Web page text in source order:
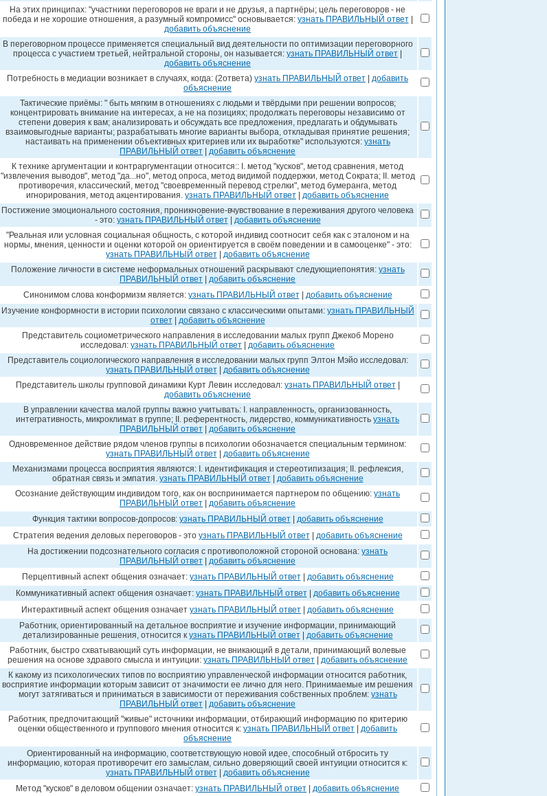
На этих принципах: "участники переговоров не враги и не друзья, а партнёры; цель переговоров - не
победа и не хорошие отношения, а разумный компромисс" основывается: узнать ПРАВИЛЬНЫЙ ответ|
добавить объяснение
В переговорном процессе применяется специальный вид деятельности по оптимизации переговорного
процесса с участием третьей, нейтральной стороны, он называется: узнать ПРАВИЛЬНЫЙ ответ
добавить объяснение
Потребность в медиации возникает в случаях, когда: (2ответа) узнать ПРАВИЛЬНЫЙ ответ
добавить
объяснение
Тактические приёмы: " быть мягким в отношениях с людьми и твёрдыми при решении вопросов;
концентрировать внимание на интересах, а не на позициях; продолжать переговоры независимо от
степени доверия к вам; анализировать и обсуждать все предложения, предлагать и обдумывать
взаимовыгодные варианты; разрабатывать многие варианты выбора, откладывая принятие решения;
настаивать на применении объективных критериев или их выработке" используются: узнать
ПРАВИЛЬНЫЙ ответ
добавить объяснение
К технике аргументации и контраргументации относится:: I. метод "кусков", метод сравнения, метод
"извлечения выводов", метод "да...но", метод опроса, метод видимой поддержки, метод Сократа; II. метод
противоречия, классический, метод "своевременный перевод стрелки", метод бумеранга, метод
игнорирования, метод акцентирования. узнать ПРАВИЛЬНЫЙ ответ добавить объяснение
Постижение эмоционального состояния, проникновение-вчувствование в переживания другого человека
- это: узнать ПРАВИЛЬНЫЙ ответ| добавить объяснение
"Реальная или условная социальная общность, с которой индивид соотносит себя как с эталоном и на
нормы, мнения, ценности и оценки которой он ориентируется в своём поведении и в самооценке" - это:
узнать ПРАВИЛЬНЫЙ ответ| добавить объяснение
Положение личности в системе неформальных отношений раскрывают следующиепонятия: узнать
ПРАВИЛЬНЫЙ ответ
добавить объяснение
Синонимом слова конформизм является: узнать ПРАВИЛЬНЫЙ ответ| добавить объяснение
Изучение конформности в истории психологии связано с классическими опытами: узнать ПРАВИЛЬНЫЙ
ответ| добавить объяснение
Представитель социометрического направления в исследовании малых групп Джекоб Морено
исследовал: узнать ПРАВИЛЬНЫЙ ответ добавить объяснение
Представитель социологического направления в исследовании малых групп Элтон Мэйо исследовал:
узнать ПРАВИЛЬНЫЙ ответ| добавить объяснение
Представитель школы групповой динамики Курт Левин исследовал: узнать ПРАВИЛЬНЫЙ ответ|
добавить объяснение
В управлении качества малой группы важно учитывать: I. направленность, организованность,
интегративность, микроклимат в группе; II. референтность, лидерство, коммуникативность узнать
ПРАВИЛЬНЫЙ ответ
добавить объяснение
Одновременное действие рядом членов группы в психологии обозначается специальным термином:
узнать ПРАВИЛЬНЫЙ ответ| добавить объяснение
Механизмами процесса восприятия являются: I. идентификация и стереотипизация; II. рефлексия,
обратная связь и эмпатия. узнать ПРАВИЛЬНЫЙ ответ| добавить объяснение
Осознание действующим индивидом того, как он воспринимается партнером по общению: узнать
ПРАВИЛЬНЫЙ ответ
добавить объяснение
Функция тактики вопросов-допросов: узнать ПРАВИЛЬНЫЙ ответ| добавить объяснение
Стратегия ведения деловых переговоров - это узнать ПРАВИЛЬНЫЙ ответ| добавить объяснение
На достижении подсознательного согласия с противоположной стороной основана: узнать
ПРАВИЛЬНЫЙ ответ
добавить объяснение
Перцептивный аспект общения означает: узнать ПРАВИЛЬНЫЙ ответ| добавить объяснение
Коммуникативный аспект общения означает: узнать ПРАВИЛЬНЫЙ ответ| добавить объяснение
Интерактивный аспект общения означает узнать ПРАВИЛЬНЫЙ ответ добавить объяснение
Работник, ориентированный на детальное восприятие и изучение информации, принимающий
детализированные решения, относится к узнать ПРАВИЛЬНЫЙ ответ| добавить объяснение
Работник, быстро схватывающий суть информации, не вникающий в детали, принимающий волевые
решения на основе здравого смысла и интуиции: узнать ПРАВИЛЬНЫЙ ответ добавить объяснение
К какому из психологических типов по восприятию управленческой информации относится работник,
восприятие информации которым зависит от значимости ее лично для него. Принимаемые им решения
могут затягиваться и приниматься в зависимости от переживания собственных проблем: узнать
ПРАВИЛЬНЫЙ ответ
добавить объяснение
Работник, предпочитающий "живые" источники информации, отбирающий информацию по критерию
оценки общественного и группового мнения относится к: узнать ПРАВИЛЬНЫЙ ответ
добавить
объяснение
Ориентированный на информацию, соответствующую новой идее, способный отбросить ту
информацию, которая противоречит его замыслам, сильно доверяющий своей интуиции относится к:
узнать ПРАВИЛЬНЫЙ ответ| добавить объяснение
Метод "кусков" в деловом общении означает: узнать ПРАВИЛЬНЫЙ ответ добавить объяснение